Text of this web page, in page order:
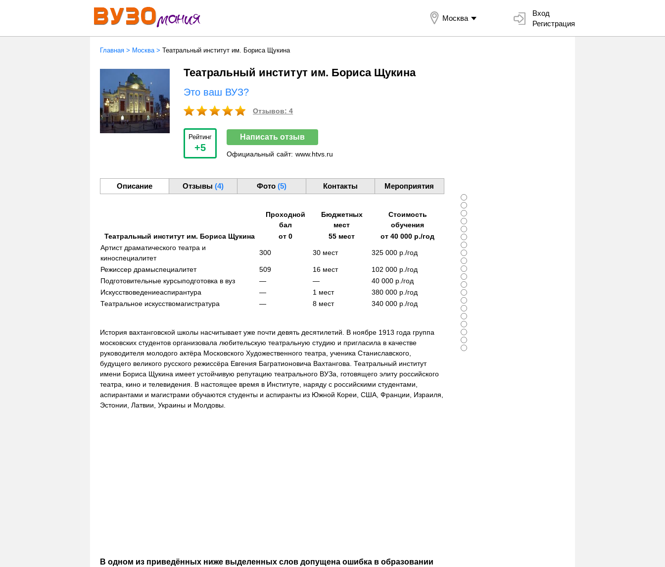
Москва
Вход
Регистрация
Главная > Москва> Театральный институт им. Бориса Щукина
Театральный институт им. Бориса Щукина
Это ваш ВУЗ?
Отзывов: 4
Рейтинг
+5
Написать отзыв
Официальный сайт: www.htvs.ru
Описание Отзывы(4) Фото(5) Контакты Мероприятия
Проходной
бал
Бюджетных
мест
Стоимость
обучения
Театральный институт им. Бориса Щукина
от 0 55 мест от 40 000 р./год
Артист драматического театра и
киноспециалитет
300 30 мест 325 000 р./год
Режиссер драмыспециалитет 509 16 мест 102 000 р./год
Подготовительные курсыподготовка в вуз — — 40 000 р./год
Искусствоведениеаспирантура — 1 мест 380 000 р./год
Театральное искусствомагистратура — 8 мест 340 000 р./год
История вахтанговской школы насчитывает уже почти девять десятилетий. В ноябре 1913 года группа
московских студентов организовала любительскую театральную студию и пригласила в качестве
руководителя молодого актёра Московского Художественного театра, ученика Станиславского,
будущего великого русского режиссёра Евгения Багратионовича Вахтангова. Театральный институт
имени Бориса Щукина имеет устойчивую репутацию театрального ВУЗа, готовящего элиту российского
театра, кино и телевидения. В настоящее время в Институте, наряду с российскими студентами,
аспирантами и магистрами обучаются студенты и аспиранты из Южной Кореи, США, Франции, Израиля,
Эстонии, Латвии, Украины и Молдовы.
В одном из приведённых ниже выделенных слов допущена ошибка в образовании